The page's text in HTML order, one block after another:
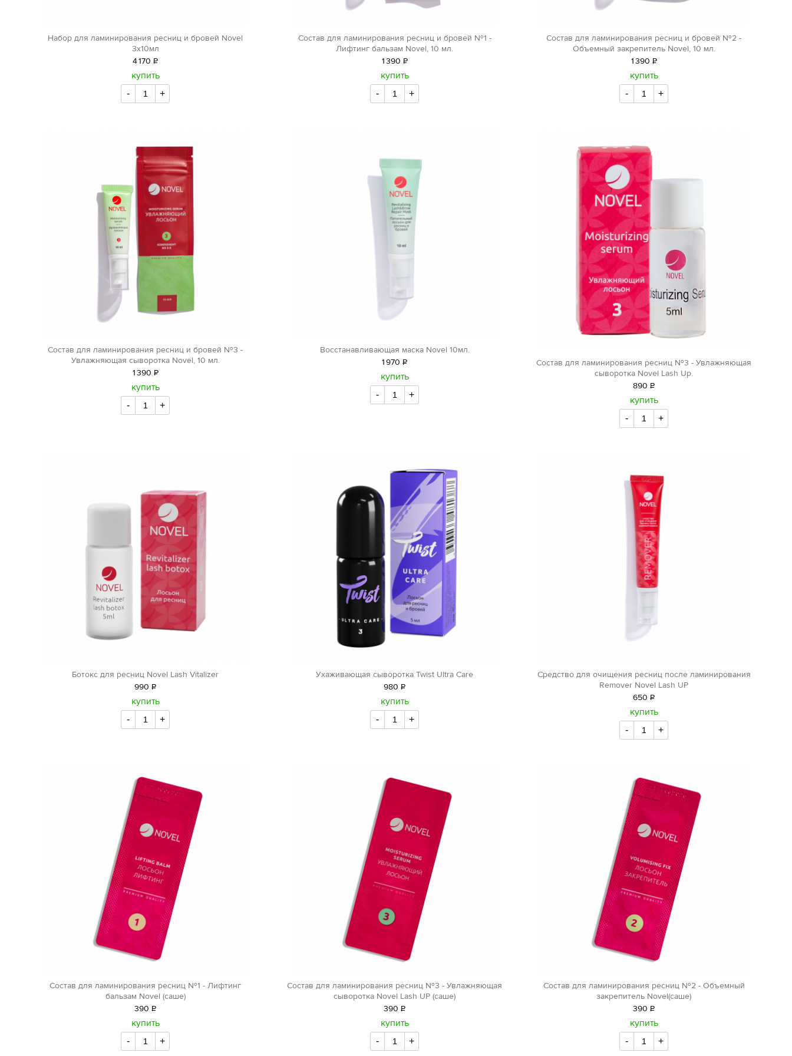
Набор для ламинирования ресниц и бровей Novel
3х10мл
4170 Р
уб.
купить
- +
Состав для ламинирования ресниц и бровей №1 -
Лифтинг бальзам Novel, 10 мл.
1390 Р
уб.
купить
- +
Состав для ламинирования ресниц и бровей №2 -
Объемный закрепитель Novel, 10 мл.
1390 Р
уб.
купить
- +
Состав для ламинирования ресниц и бровей №3 -
Увлажняющая сыворотка Novel, 10 мл.
1390 Р
уб.
купить
- +
Восстанавливающая маска Novel 10мл.
1970 Р
уб.
купить
- +
Состав для ламинирования ресниц №3 - Увлажняющая
сыворотка Novel Lash Up.
890 Р
уб.
купить
- +
Ботокс для ресниц Novel Lash Vitalizer
990 Р
уб.
купить
- +
Ухаживающая сыворотка Twist Ultra Care
980 Р
уб.
купить
- +
Средство для очищения ресниц после ламинирования
Remover Novel Lash UP
650 Р
уб.
купить
- +
Состав для ламинирования ресниц №1 - Лифтинг
бальзам Novel (саше)
390 Р
уб.
купить
- +
Состав для ламинирования ресниц №3 - Увлажняющая
сыворотка Novel Lash UP (саше)
390 Р
уб.
купить
- +
Состав для ламинирования ресниц №2 - Объемный
закрепитель Novel(саше)
390 Р
уб.
купить
- +